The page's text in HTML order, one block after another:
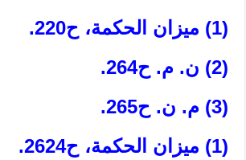
(1) ميزان الحكمة، ح‏220.
(2) ن. م. ح‏264.
(3) م. ن. ح‏265.
(1) ميزان الحكمة، ح‏2624.